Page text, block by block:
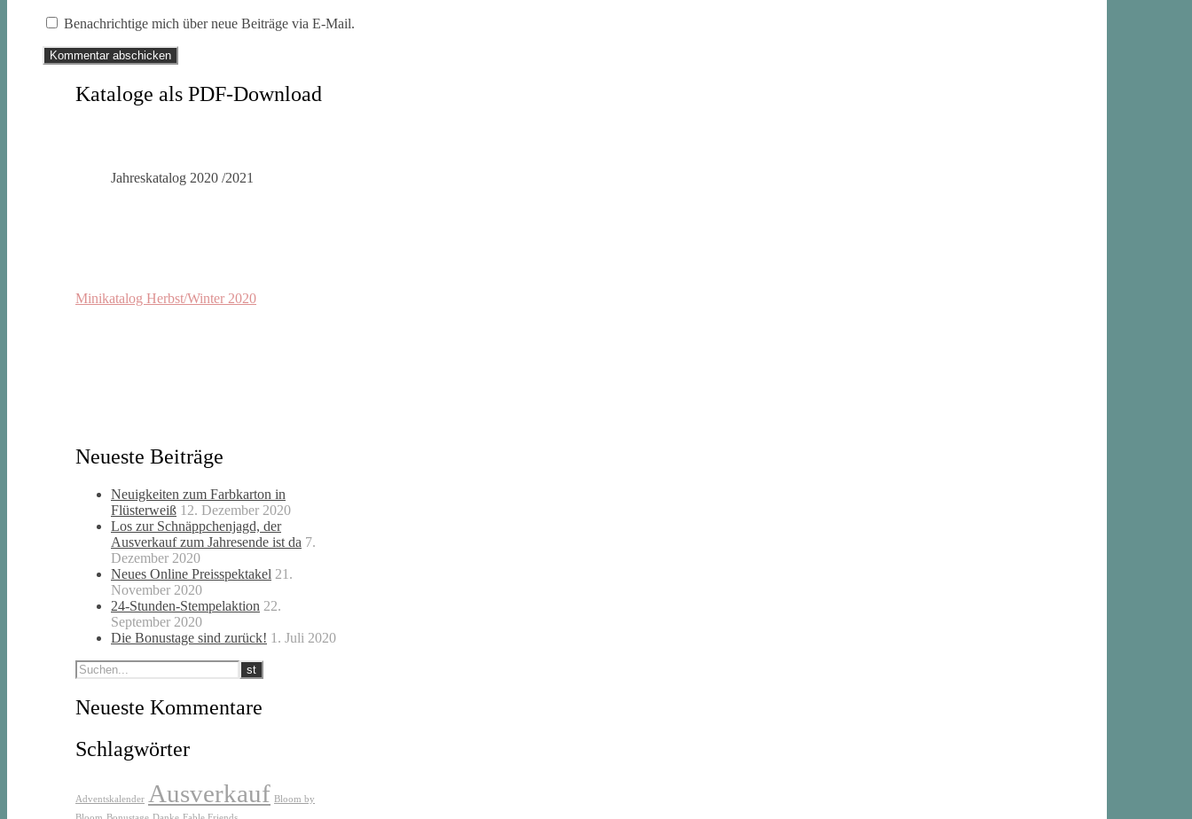
Benachrichtige mich über neue Beiträge via E-Mail.
Kataloge als PDF-Download
Jahreskatalog 2020 /2021
Minikatalog Herbst/Winter 2020
Neueste Beiträge
Neuigkeiten zum Farbkarton in
Flüsterweiß 12. Dezember 2020
Los zur Schnäppchenjagd, der
Ausverkauf zum Jahresende ist da 7.
Dezember 2020
Neues Online Preisspektakel 21.
November 2020
24-Stunden-Stempelaktion 22.
September 2020
Die Bonustage sind zurück! 1. Juli 2020
Neueste Kommentare
Schlagwörter
Adventskalender Ausverkauf Bloom by